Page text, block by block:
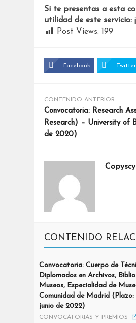
Si te presentas a esta
utilidad de este servicio:
Post Views: 199
Facebook Twitter
CONTENIDO ANTERIOR
Convocatoria: Research
Research) – University of
de 2020)
Copyscyl
CONTENIDO
Convocatoria: Cuerpo de
Diplomados en Archivos,
Museos, Especialidad de
Comunidad de Madrid (Plazo:
junio de 2022)
CONVOCATORIAS Y PREMIOS